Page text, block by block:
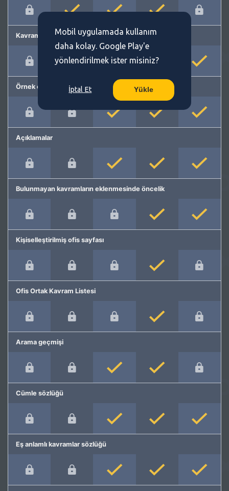
Kavram önerme
Örnek cümleler
Açıklamalar
Bulunmayan kavramların eklenmesinde öncelik
Kişiselleştirilmiş ofis sayfası
Ofis Ortak Kavram Listesi
Arama geçmişi
Cümle sözlüğü
Eş anlamlı kavramlar sözlüğü
Mobil uygulamada kullanım
daha kolay. Google Play'e
yönlendirilmek ister misiniz?
İptal Et Yükle